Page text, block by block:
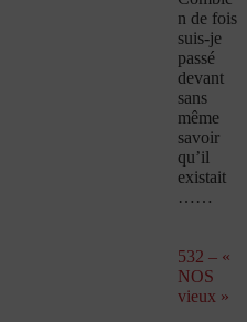
n de fois
suis-je
passé
devant
sans
même
savoir
qu’il
existait
……
532 – «
NOS
vieux »